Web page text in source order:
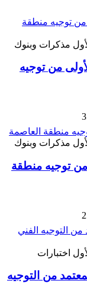
مذكرات وبنوك
من توجيه
مذكرات وبنوك
من توجيه منطقة
اختبارات
من التوجيه